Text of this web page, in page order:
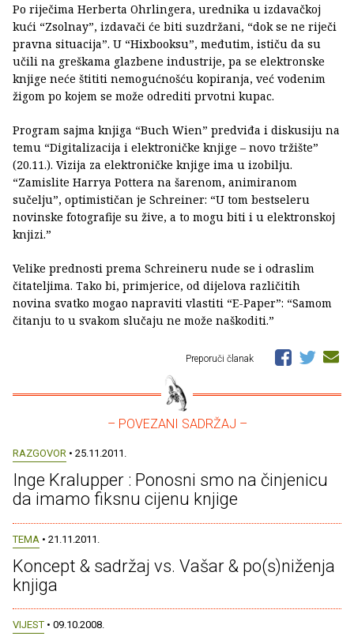
Po riječima Herberta Ohrlingera, urednika u izdavačkoj
kući “Zsolnay”, izdavači će biti suzdržani, “dok se ne riječi
pravna situacija”. U “Hixbooksu”, međutim, ističu da su
učili na greškama glazbene industrije, pa se elektronske
knjige neće štititi nemogućnošću kopiranja, već vodenim
žigom po kojem se može odrediti prvotni kupac.
Program sajma knjiga “Buch Wien” predviđa i diskusiju na
temu “Digitalizacija i elektroničke knjige – novo tržište”
(20.11.). Vizija za elektroničke knjige ima u izobilju.
“Zamislite Harrya Pottera na šarenom, animiranom
sučelju”, optimističan je Schreiner: “U tom bestseleru
novinske fotografije su žive, a to mogu biti i u elektronskoj
knjizi.”
Velike prednosti prema Schreineru nude se i odraslim
čitateljima. Tako bi, primjerice, od dijelova različitih
novina svatko mogao napraviti vlastiti “E-Paper”: “Samom
čitanju to u svakom slučaju ne može naškoditi.”
Preporuči članak
– POVEZANI SADRŽAJ –
RAZGOVOR • 25.11.2011.
Inge Kralupper : Ponosni smo na činjenicu
da imamo fiksnu cijenu knjige
TEMA • 21.11.2011.
Koncept & sadržaj vs. Vašar & po(s)niženja
knjiga
VIJEST • 09.10.2008.